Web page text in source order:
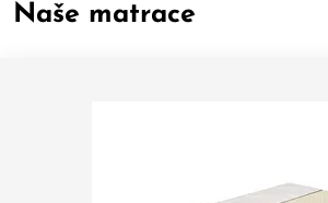
Naše matrace